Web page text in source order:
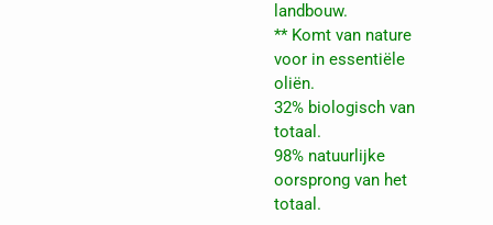
landbouw.
** Komt van nature
voor in essentiële
oliën.
32% biologisch van
totaal.
98% natuurlijke
oorsprong van het
totaal.